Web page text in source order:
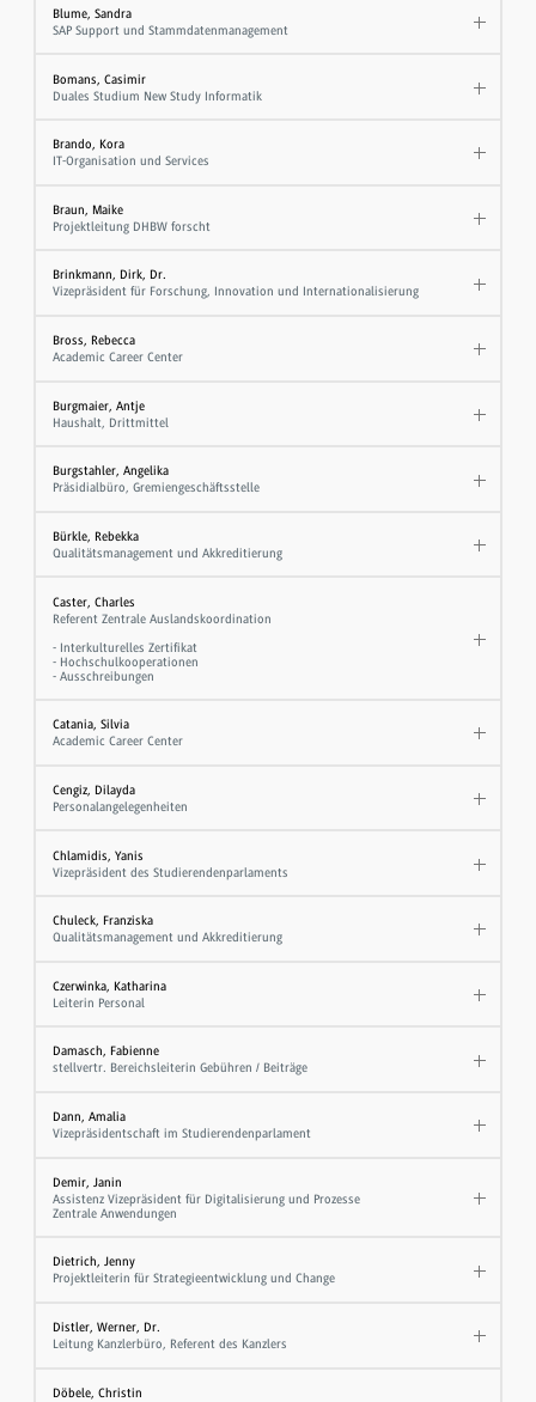
Blume, Sandra
SAP Support und Stammdatenmanagement
Bomans, Casimir
Duales Studium New Study Informatik
Brando, Kora
IT-Organisation und Services
Braun, Maike
Projektleitung DHBW forscht
Brinkmann, Dirk, Dr.
Vizepräsident für Forschung, Innovation und Internationalisierung
Bross, Rebecca
Academic Career Center
Burgmaier, Antje
Haushalt, Drittmittel
Burgstahler, Angelika
Präsidialbüro, Gremiengeschäftsstelle
Bürkle, Rebekka
Qualitätsmanagement und Akkreditierung
Caster, Charles
Referent Zentrale Auslandskoordination
- Interkulturelles Zertifikat
- Hochschulkooperationen
- Ausschreibungen
Catania, Silvia
Academic Career Center
Cengiz, Dilayda
Personalangelegenheiten
Chlamidis, Yanis
Vizepräsident des Studierendenparlaments
Chuleck, Franziska
Qualitätsmanagement und Akkreditierung
Czerwinka, Katharina
Leiterin Personal
Damasch, Fabienne
stellvertr. Bereichsleiterin Gebühren / Beiträge
Dann, Amalia
Vizepräsidentschaft im Studierendenparlament
Demir, Janin
Assistenz Vizepräsident für Digitalisierung und Prozesse
Zentrale Anwendungen
Dietrich, Jenny
Projektleiterin für Strategieentwicklung und Change
Distler, Werner, Dr.
Leitung Kanzlerbüro, Referent des Kanzlers
Döbele, Christin